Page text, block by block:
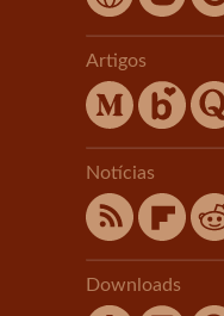
Artigos
Notícias
Downloads